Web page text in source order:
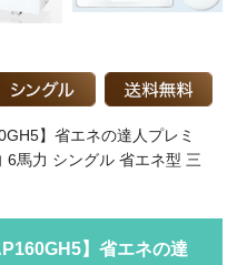
】省エネの達人プレミ
6馬力 シングル 省エネ型 三
】省エネの達